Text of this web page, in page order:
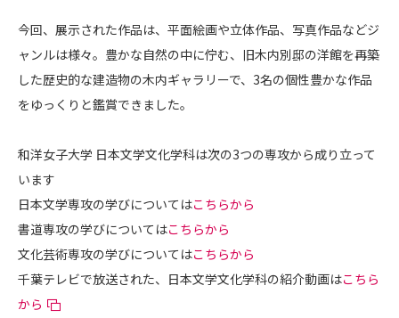
今回、展示された作品は、平面絵画や立体作品、写真作品などジ
ャンルは様々。豊かな自然の中に佇む、旧木内別邸の洋館を再築
した歴史的な建造物の木内ギャラリーで、3名の個性豊かな作品
をゆっくりと鑑賞できました。
和洋女子大学 日本文学文化学科は次の3つの専攻から成り立って
います
日本文学専攻の学びについてはこちらから
書道専攻の学びについてはこちらから
文化芸術専攻の学びについてはこちらから
千葉テレビで放送された、日本文学文化学科の紹介動画はこちら
から